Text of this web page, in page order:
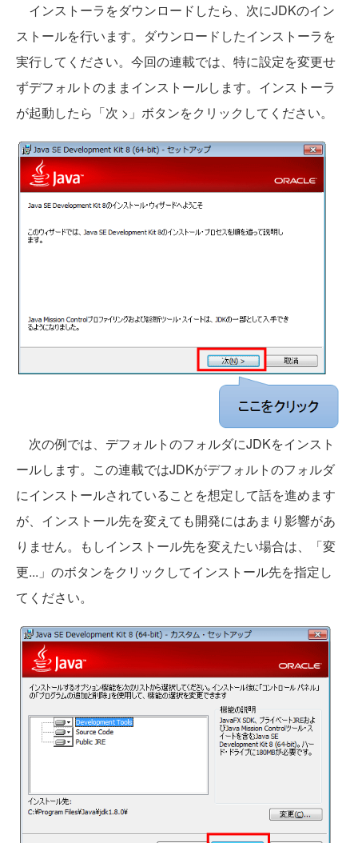
インストーラをダウンロードしたら、次にJDKのイン
ストールを行います。ダウンロードしたインストーラを
実行してください。今回の連載では、特に設定を変更せ
ずデフォルトのままインストールします。インストーラ
が起動したら「次 >」ボタンをクリックしてください。
次の例では、デフォルトのフォルダにJDKをインスト
ールします。この連載ではJDKがデフォルトのフォルダ
にインストールされていることを想定して話を進めます
が、インストール先を変えても開発にはあまり影響があ
りません。もしインストール先を変えたい場合は、「変
更...」のボタンをクリックしてインストール先を指定し
てください。